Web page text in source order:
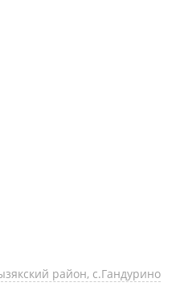
район, с.Гандурино